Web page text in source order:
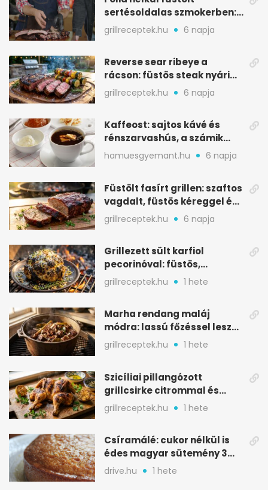
sertésoldalas szmokerben:
ropogós bark, 6 óra
grillreceptek.hu 6 napja
Reverse sear ribeye a
rácson: füstös steak nyári
tökkebabbal
grillreceptek.hu 6 napja
Kaffeost: sajtos kávé és
rénszarvashús, a számik
melegítő itala
hamuesgyemant.hu 6 napja
Füstölt fasírt grillen: szaftos
vagdalt, füstös kéreggel és
BBQ mázzal
grillreceptek.hu 6 napja
Grillezett sült karfiol
pecorinóval: füstös,
karamellizált nyári kedvenc
grillreceptek.hu 1 hete
Marha rendang maláj
módra: lassú főzéssel lesz
igazán szaftos
grillreceptek.hu 1 hete
Szicíliai pillangózott
grillcsirke citrommal és
oregánóval
grillreceptek.hu 1 hete
Csíramálé: cukor nélkül is
édes magyar sütemény 3
alapanyagból
drive.hu 1 hete